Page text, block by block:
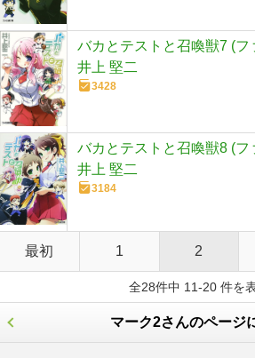
バカとテストと召喚獣7 (フ
井上 堅二
3428
バカとテストと召喚獣8 (フ
井上 堅二
3184
最初 1 2
全28件中 11-20 件を
マーク2さんのページ